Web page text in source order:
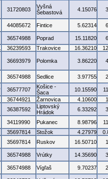
31720803
Vyšná
Šebastová
4.15076
44085672 Fintice 5.62314
36574988 Poprad 15.11820
36239593 Trakovice 16.36210
36693979 Polomka 3.86220
36574988 Sedlice 3.97755
36577707
Košice -
Šaca
10.15590
36744921 Žarnovica 4.10600
36387592
Liptovský
Hrádok
6.33292
34119990 Pukanec 8.98796
35697814 Stožok 4.27979
35697814 Ruskov 16.50710
36574988 Vrútky 14.35690
36574988 Vígľaš 9.70237